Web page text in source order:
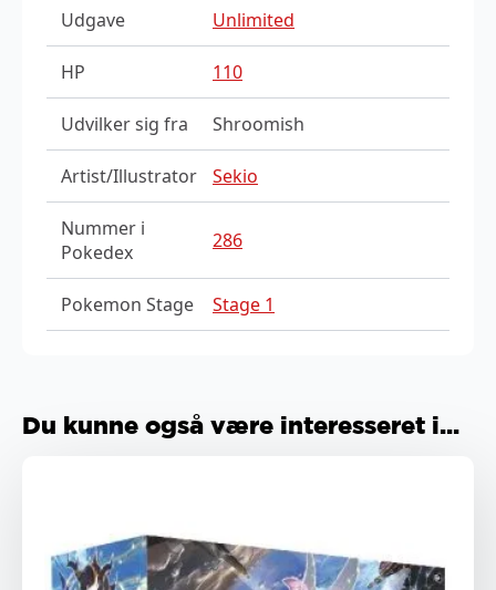
Udgave Unlimited
HP 110
Udvilker sig fra Shroomish
Artist/Illustrator Sekio
Nummer i
Pokedex
286
Pokemon Stage Stage 1
Du kunne også være interesseret i...